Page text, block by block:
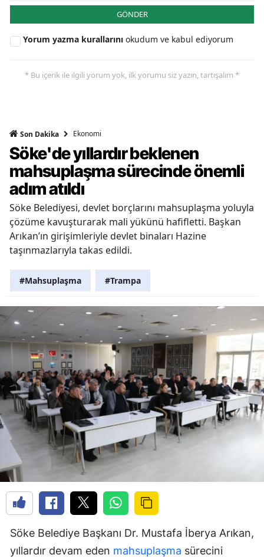
GÖNDER
Yorum yazma kurallarını okudum ve kabul ediyorum
* Bu içerik ile ilgili yorum yok, ilk yorumu siz yazın, tartışalım *
Son Dakika Ekonomi
Söke'de yıllardır beklenen
mahsuplaşma sürecinde önemli
adım atıldı
Söke Belediyesi, devlet borçlarını mahsuplaşma yoluyla
çözüme kavuşturarak mali yükünü hafifletti. Başkan
Arıkan’ın girişimleriyle devlet binaları Hazine
taşınmazlarıyla takas edildi.
#Mahsuplaşma #Trampa
Söke Belediye Başkanı Dr. Mustafa İberya Arıkan,
yıllardır devam eden mahsuplaşma sürecini